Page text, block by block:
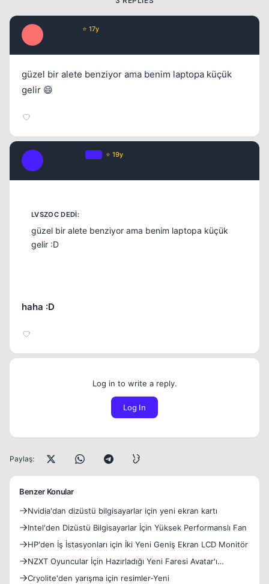
⭐ 17y
güzel bir alete benziyor ama benim laptopa küçük
gelir 😄
⭐ 19y
güzel bir alete benziyor ama benim laptopa küçük
gelir :D
haha :D
Log in to write a reply.
Log In
Paylaş:
Benzer Konular
Nvidia'dan dizüstü bilgisayarlar için yeni ekran kartı
Intel'den Dizüstü Bilgisayarlar İçin Yüksek Performanslı Fan
HP'den İş İstasyonları için İki Yeni Geniş Ekran LCD Monitör
NZXT Oyuncular İçin Hazırladığı Yeni Faresi Avatar'ı
Duyurdu
Cryolite'den yarışma için resimler-Yeni